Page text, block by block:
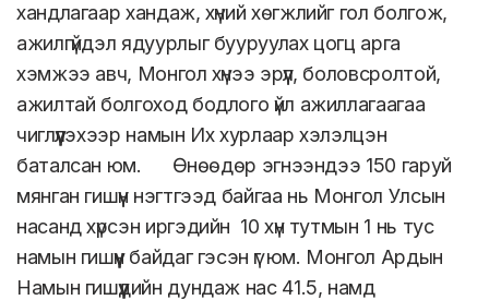
хандлагаар хандаж, хүний хөгжлийг гол болгож,
ажилгүйдэл ядуурлыг бууруулах цогц арга
хэмжээ авч, Монгол хүнээ эрүүл, боловсролтой,
ажилтай болгоход бодлого үйл ажиллагаагаа
чиглүүлэхээр намын Их хурлаар хэлэлцэн
баталсан юм. Өнөөдөр эгнээндээ 150 гаруй
мянган гишүүн нэгтгээд байгаа нь Монгол Улсын
насанд хүрсэн иргэдийн 10 хүн тутмын 1 нь тус
намын гишүүн байдаг гэсэн үг юм. Монгол Ардын
Намын гишүүдийн дундаж нас 41.5, намд